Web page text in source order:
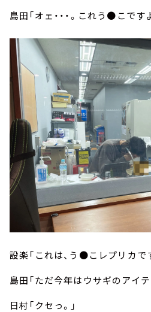
島田「オェ・・・。これう●こです
設楽「これは、う●こレプリカで
島田「ただ今年はウサギのアイテ
日村「クセっ。」